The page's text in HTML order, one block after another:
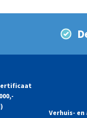
Verhuis-